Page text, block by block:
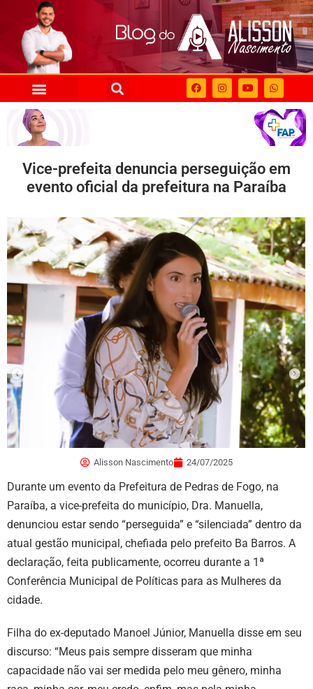
Vice-prefeita denuncia perseguição em
evento oficial da prefeitura na Paraíba
Alisson Nascimento 24/07/2025
Durante um evento da Prefeitura de Pedras de Fogo, na
Paraíba, a vice-prefeita do município, Dra. Manuella,
denunciou estar sendo “perseguida” e “silenciada” dentro da
atual gestão municipal, chefiada pelo prefeito Ba Barros. A
declaração, feita publicamente, ocorreu durante a 1ª
Conferência Municipal de Políticas para as Mulheres da
cidade.
Filha do ex-deputado Manoel Júnior, Manuella disse em seu
discurso: “Meus pais sempre disseram que minha
capacidade não vai ser medida pelo meu gênero, minha